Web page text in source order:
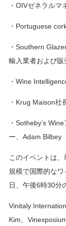
・OIVゼネラル
・Portuguese
・Southern
輸入業者および
・Wine
・Krug Maison
・Sotheby’s
ー、Adam Bilbey
このイベントは
規模で国際的な
日、午後6時30分
Vinitaly
Kim、